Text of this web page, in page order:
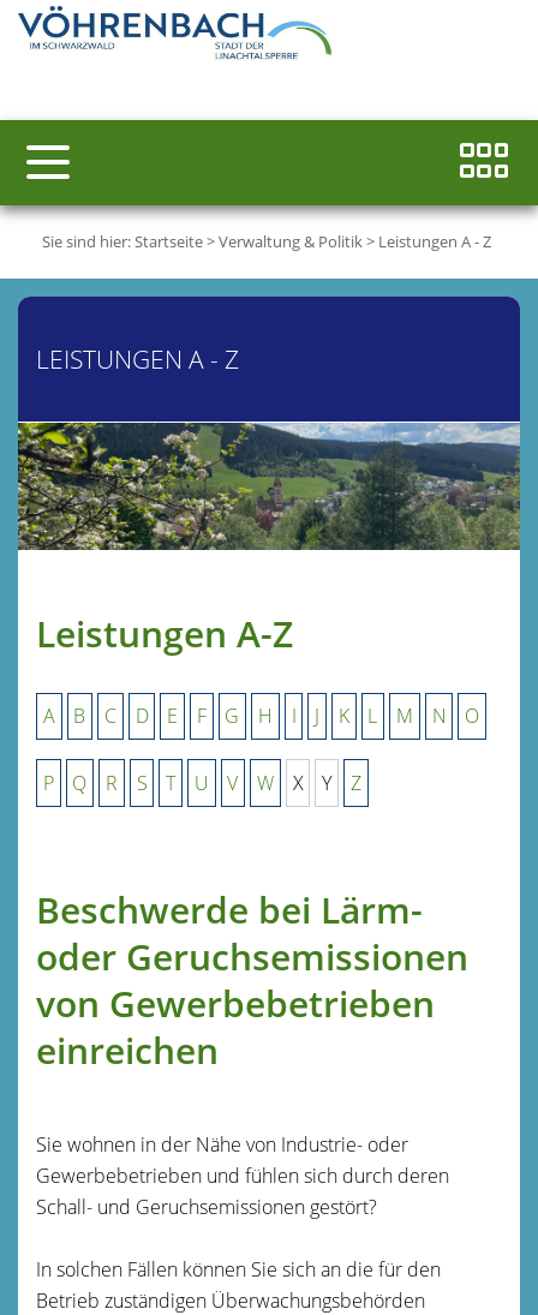
Sie sind hier:Startseite>Verwaltung & Politik> Leistungen A - Z
LEISTUNGEN A - Z
Leistungen A-Z
A B C D E F G H I J K L M N O
P Q R S T U V W X Y Z
Beschwerde bei Lärm-
oder Geruchsemissionen
von Gewerbebetrieben
einreichen
Sie wohnen in der Nähe von Industrie- oder
Gewerbebetrieben und fühlen sich durch deren
Schall- und Geruchsemissionen gestört?
In solchen Fällen können Sie sich an die für den
Betrieb zuständigen Überwachungsbehörden